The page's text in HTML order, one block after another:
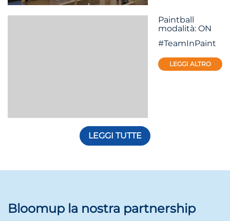
Paintball
modalità: ON
#TeamInPaint
LEGGI ALTRO
LEGGI TUTTE
Bloomup la nostra partnership